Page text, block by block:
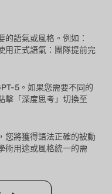
的語氣或風格。例如：
用正式語氣：團隊提前完
5。如果您需要不同的
擊「深度思考」切換至
您將獲得語法正確的被動
術用途或風格統一的需